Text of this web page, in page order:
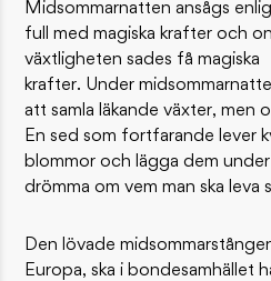
Midsommarnatten ansågs
full med magiska krafter och
växtligheten sades få magiska
krafter. Under
att samla läkande växter, men
En sed som fortfarande lever
blommor och lägga dem
drömma om vem man ska leva
Den lövade
Europa, ska i bondesamhället